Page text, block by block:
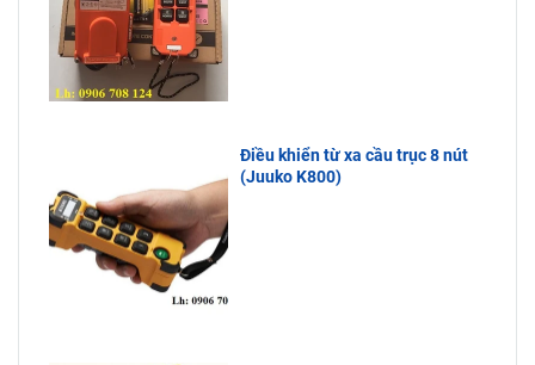
Điều khiển từ xa cầu trục 8 nút
(Juuko K800)